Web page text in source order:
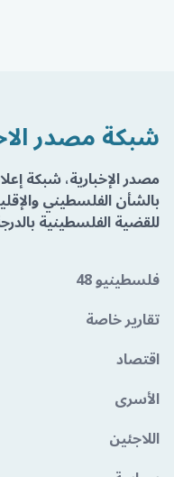
شبكة مصدر
مصدر الإخبارية، شبكة
بالشأن الفلسطيني
للقضية الفلسطينية
فلسطينيو 48
تقارير خاصة
اقتصاد
الأسرى
اللاجئين